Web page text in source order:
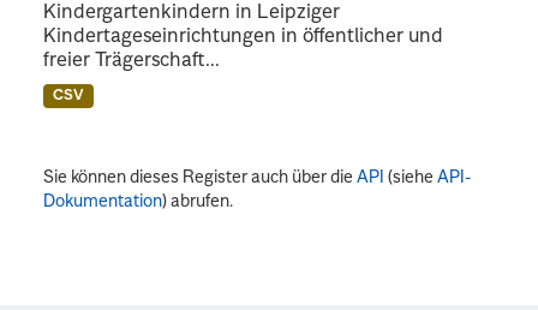
Kindergartenkindern in Leipziger
Kindertageseinrichtungen in öffentlicher und
freier Trägerschaft...
CSV
Sie können dieses Register auch über dieAPI (sieheAPI-
Dokumentation) abrufen.